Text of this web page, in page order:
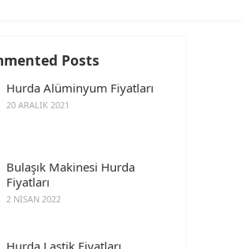
Posts
Hurda Alüminyum Fiyatları
20 ARALIK 2021
Bulaşık Makinesi Hurda
Fiyatları
2 NISAN 2022
Hurda Lastik Fiyatları